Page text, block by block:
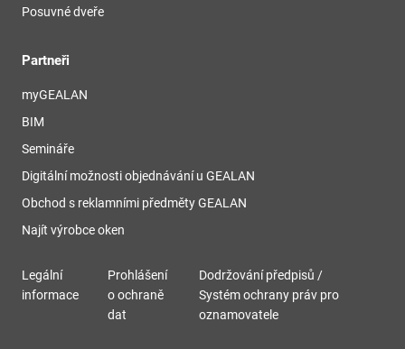
Posuvné dveře
Partneři
myGEALAN
BIM
Semináře
Digitální možnosti objednávání u GEALAN
Obchod s reklamními předměty GEALAN
Najít výrobce oken
Legální
informace
Prohlášení
o ochraně
dat
Dodržování předpisů /
Systém ochrany práv pro
oznamovatele